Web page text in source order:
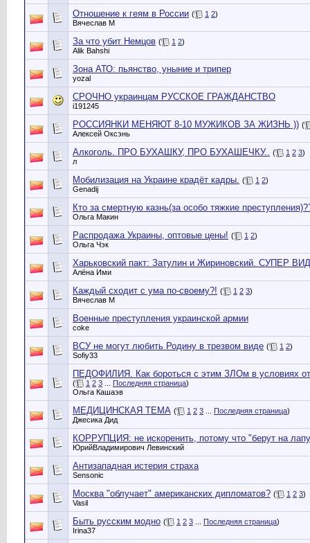
Отношение к геям в России ( 1 2)
Вячеслав М
За что убит Немцов ( 1 2)
Alik Bahshi
Зона АТО: пьянство, уныние и трипер
yozal
СРОЧНО украинцам РУССКОЕ ГРАЖДАНСТВО
i191245
РОССИЯНКИ МЕНЯЮТ 8-10 МУЖИКОВ ЗА ЖИЗНЬ )) (
Алексей Оксэнь
Алкоголь. ПРО БУХАШКУ, ПРО БУХАШЕЧКУ.. ( 1 2 3)
л
Мобилизация на Украине крадёт кадры. ( 1 2)
Genadij
Кто за смертную казнь(за особо тяжкие
Ольга Макин
Распродажа Украины, оптовые цены! ( 1 2)
Ольга Чэк
Харьковский пакт: Затулин и Жириновский. СУПЕР
Алёна Ими
Каждый сходит с ума по-своему?! ( 1 2 3)
Вячеслав М
Военные преступления украинской армии
coke
ВСУ не могут любить Родину в трезвом виде ( 1 2)
Sofiy33
ПЕДОФИЛИЯ. Как бороться с этим ЗЛОм в условиях
( 1 2 3 Последняя страница)
Ольга Кашаэв
МЕДИЦИНСКАЯ ТЕМА ( 1 2 3 Последняя страница)
Джесика Дид
КОРРУПЦИЯ: не искоренить, потому что "берут на
ЮрийВладимирович Левинский
Антизападная истерия страха
Sensonic
Москва "облучает" американских дипломатов? ( 1 2 3)
Vasil
Быть русским модно ( 1 2 3 Последняя страница)
Irina37